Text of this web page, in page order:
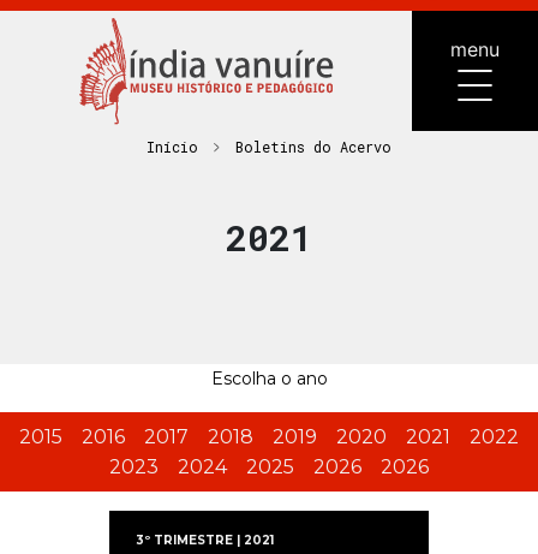
menu
Início Boletins do Acervo
2021
Escolha o ano
2015 2016 2017 2018 2019 2020 2021
2022
2023
2024 2025 2026 2026
3º TRIMESTRE | 2021